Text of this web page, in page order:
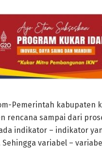
Pemerintah kabupaten
rencana sampai dari
indikator – indikator
Sehingga variabel –